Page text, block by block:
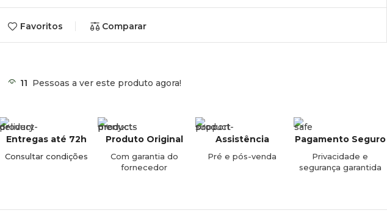
Favoritos Comparar
11 Pessoas a ver este produto agora!
Entregas até 72h
Consultar condições
Produto Original
Com garantia do
fornecedor
Assistência
Pré e pós-venda
Pagamento Seguro
Privacidade e
segurança garantida